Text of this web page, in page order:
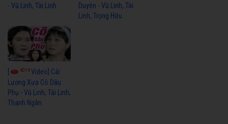
- Vũ Linh, Tài Linh
Duyên - Vũ Linh, Tài
Linh, Trọng Hữu
[ 4016Video] Cải
Lương Xưa Cô Dâu
Phụ - Vũ Linh, Tài Linh,
Thanh Ngân